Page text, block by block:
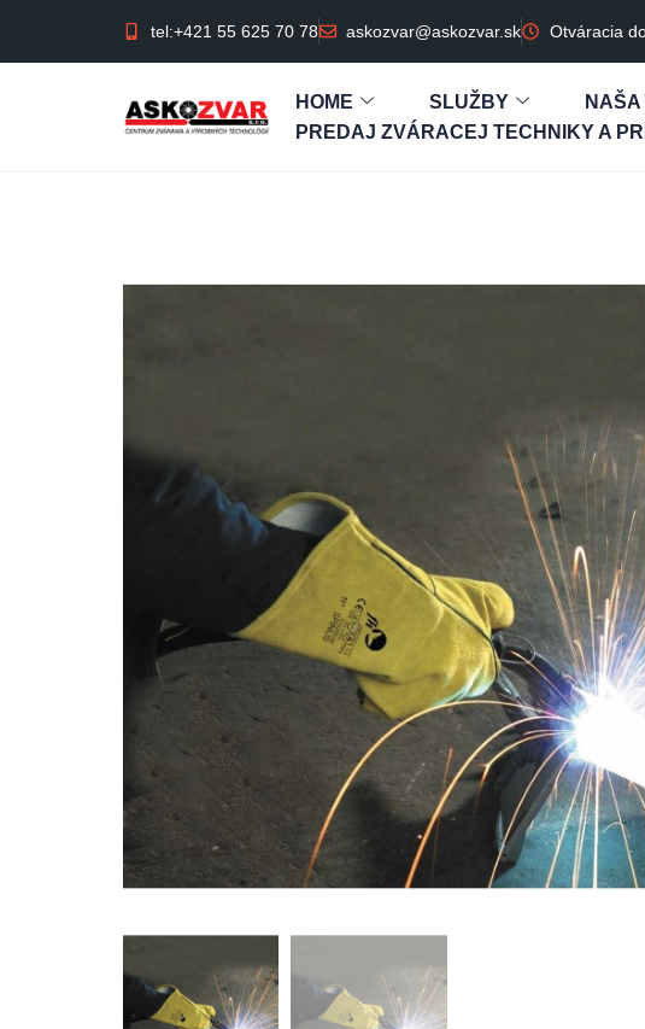
tel:+421 55 625 70 78 askozvar@askozvar.sk Otváracia
HOME SLUŽBY
PREDAJ ZVÁRACEJ TECHNIKY A